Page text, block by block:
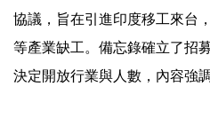
協議，旨在引進印度移工來台
等產業缺工。備忘錄確立了招
決定開放行業與人數，內容強